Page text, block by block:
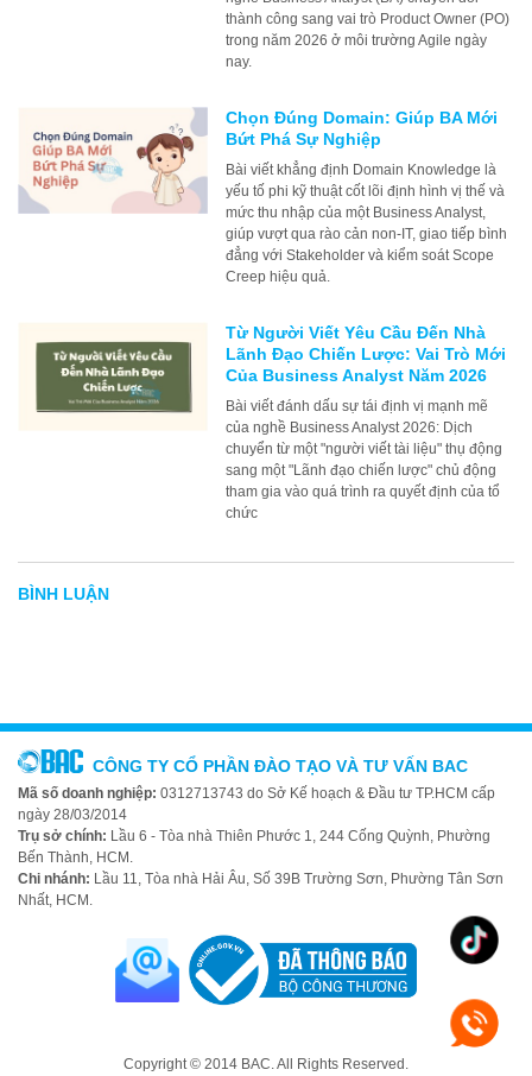
thành công sang vai trò Product Owner (PO)
trong năm 2026 ở môi trường Agile ngày
nay.
Chọn Đúng Domain: Giúp BA Mới
Bứt Phá Sự Nghiệp
Bài viết khẳng định Domain Knowledge là
yếu tố phi kỹ thuật cốt lõi định hình vị thế và
mức thu nhập của một Business Analyst,
giúp vượt qua rào cản non-IT, giao tiếp bình
đẳng với Stakeholder và kiểm soát Scope
Creep hiệu quả.
Từ Người Viết Yêu Cầu Đến Nhà
Lãnh Đạo Chiến Lược: Vai Trò Mới
Của Business Analyst Năm 2026
Bài viết đánh dấu sự tái định vị mạnh mẽ
của nghề Business Analyst 2026: Dịch
chuyển từ một "người viết tài liệu" thụ động
sang một "Lãnh đạo chiến lược" chủ động
tham gia vào quá trình ra quyết định của tổ
chức
BÌNH LUẬN
CÔNG TY CỔ PHẦN ĐÀO TẠO VÀ TƯ VẤN BAC
Mã số doanh nghiệp: 0312713743 do Sở Kế hoạch & Đầu tư TP.HCM cấp
ngày 28/03/2014
Trụ sở chính: Lầu 6 - Tòa nhà Thiên Phước 1, 244 Cống Quỳnh, Phường
Bến Thành, HCM.
Chi nhánh: Lầu 11, Tòa nhà Hải Âu, Số 39B Trường Sơn, Phường Tân Sơn
Nhất, HCM.
Copyright © 2014 BAC. All Rights Reserved.